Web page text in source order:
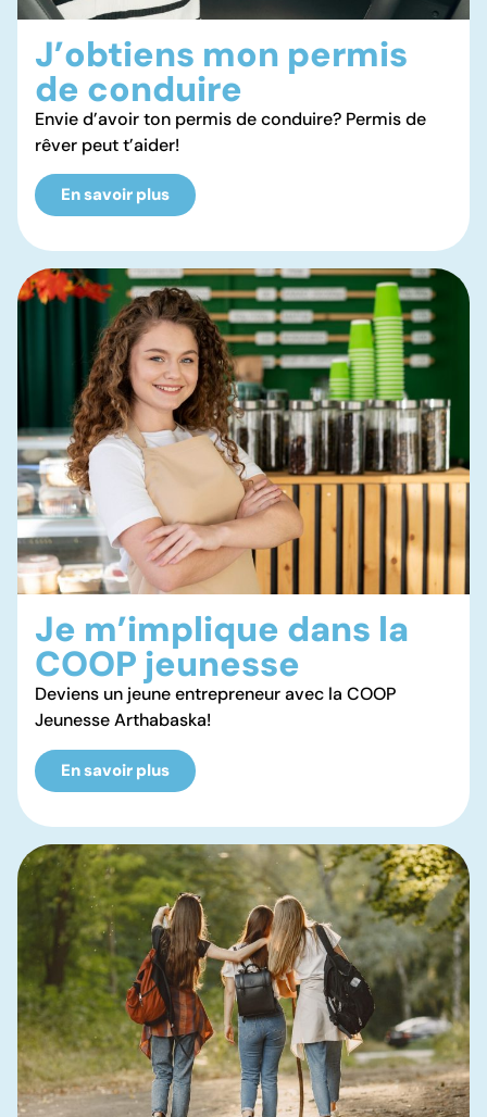
J’obtiens mon permis
de conduire
Envie d’avoir ton permis de conduire? Permis de
rêver peut t’aider!
En savoir plus
Je m’implique dans la
COOP jeunesse
Deviens un jeune entrepreneur avec la COOP
Jeunesse Arthabaska!
En savoir plus